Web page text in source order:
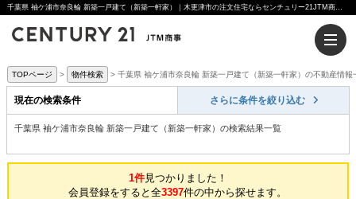
千葉県 袖ケ浦市奈良輪 新築一戸建て（新築一軒家）｜木更津市の注文住宅ならセンチュリー21JTM商事へ
TOPページ 物件検索 千葉県 袖ケ浦市奈良輪 新築一戸建て（新築一軒家）の不動産情報
現在の検索条件 さらに条件を絞り込む
千葉県 袖ケ浦市奈良輪 新築一戸建て（新築一軒家）の検索結果一覧
1件見つかりました！
会員登録をすると全3397件の中から探せます。